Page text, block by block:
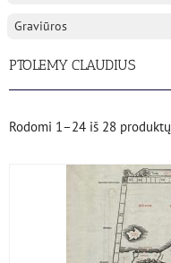
Graviūros
PTOLEMY CLAUDIUS
Rodomi 1–24 iš 28 produktų